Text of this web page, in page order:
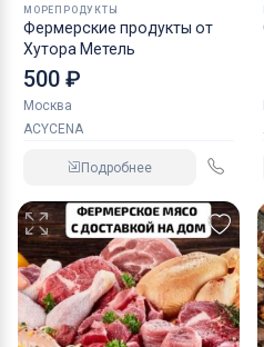
МОРЕПРОДУКТЫ
Фермерские продукты от
Хутора Метель
500 ₽
Москва
ACYCENA
Подробнее